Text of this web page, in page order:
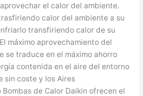
el calor del ambiente.
calor del ambiente a su
transfiriendo calor de su
máximo aprovechamiento del
se traduce en el máximo ahorro
contenida en el aire del entorno
sin coste y los Aires
de Calor Daikin ofrecen el